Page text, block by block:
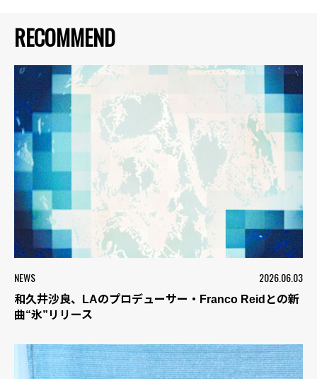
RECOMMEND
NEWS 2026.06.03
和久井沙良、LAのプロデューサー・Franco Reidとの新
曲“氷”リリース